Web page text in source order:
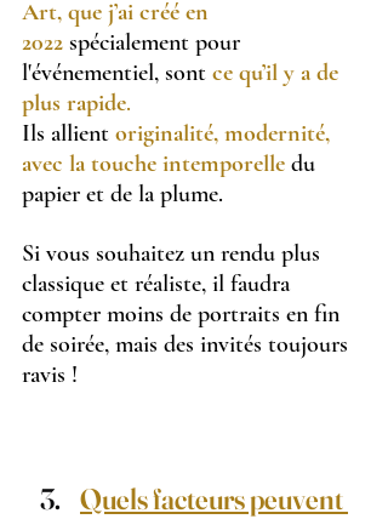
Art, que j’ai créé en
2022 spécialement pour
l'événementiel, sont ce qu’il y a de
plus rapide.
Ils allient originalité, modernité,
avec la touche intemporelle du
papier et de la plume.
Si vous souhaitez un rendu plus
classique et réaliste, il faudra
compter moins de portraits en fin
de soirée, mais des invités toujours
ravis !
Quels facteurs peuvent